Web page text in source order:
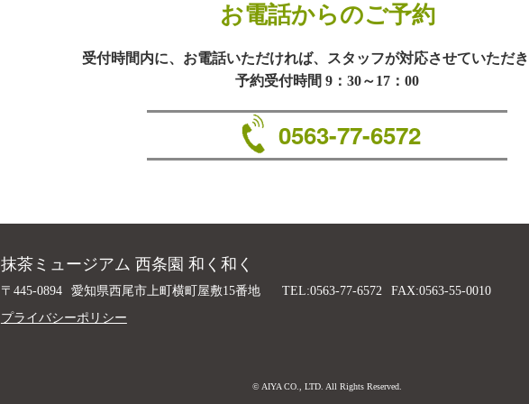
お電話からのご予約
受付時間内に、お電話いただければ、スタッフが対応させていただ
予約受付時間 9：30～17：00
0563-77-6572
抹茶ミュージアム 西条園 和く和く
〒445-0894 愛知県西尾市上町横町屋敷15番地 TEL:0563-77-6572
FAX:0563-55-0010
プライバシーポリシー
© AIYA CO., LTD. All Rights Reserved.